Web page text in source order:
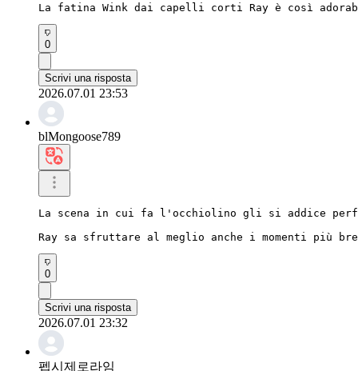
La fatina Wink dai capelli corti Ray è così
0
Scrivi una risposta
2026.07.01 23:53
blMongoose789
La scena in cui fa l'occhiolino gli si addice
Ray sa sfruttare al meglio anche i momenti più
0
Scrivi una risposta
2026.07.01 23:32
펩시제로라임